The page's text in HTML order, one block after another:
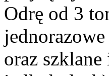
Odrę od 3
oraz